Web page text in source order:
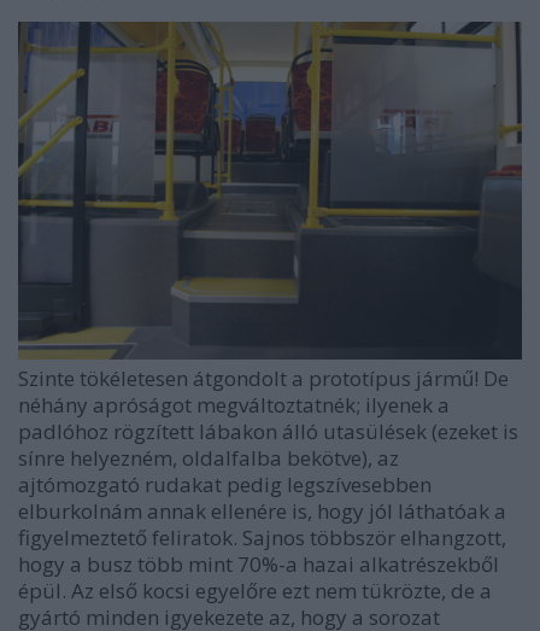
Szinte tökéletesen átgondolt a prototípus jármű! De
néhány apróságot megváltoztatnék; ilyenek a
padlóhoz rögzített lábakon álló utasülések (ezeket is
sínre helyezném, oldalfalba bekötve), az
ajtómozgató rudakat pedig legszívesebben
elburkolnám annak ellenére is, hogy jól láthatóak a
figyelmeztető feliratok. Sajnos többször elhangzott,
hogy a busz több mint 70%-a hazai alkatrészekből
épül. Az első kocsi egyelőre ezt nem tükrözte, de a
gyártó minden igyekezete az, hogy a sorozat